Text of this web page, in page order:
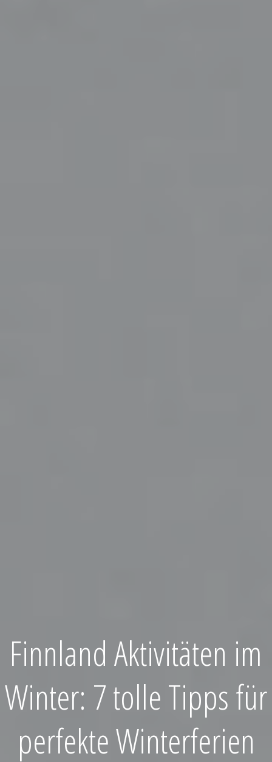
Finnland Aktivitäten im
Winter: 7 tolle Tipps für
perfekte Winterferien